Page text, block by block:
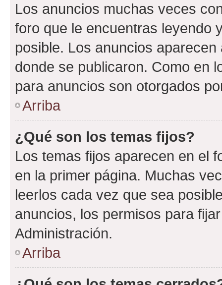
Los anuncios muchas veces
foro que le encuentras leyendo
posible. Los anuncios
donde se publicaron. Como en
para anuncios son otorgados
Arriba
¿Qué son los temas fijos?
Los temas fijos aparecen en el
en la primer página. Muchas
leerlos cada vez que sea
anuncios, los permisos para
Administración.
Arriba